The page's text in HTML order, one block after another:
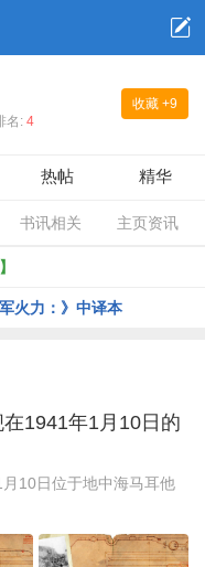
收藏 +9
名:4
热帖 精华
书讯相关 主页资讯
火力：》中译本
1941年1月10日的
10日位于地中海马耳他